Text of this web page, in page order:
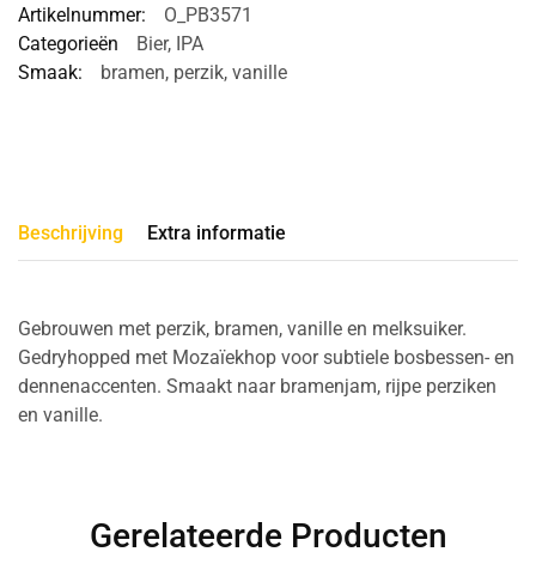
Artikelnummer:
O_PB3571
Categorieën
Bier, IPA
Smaak:
bramen, perzik, vanille
Beschrijving Extra informatie
Gebrouwen met perzik, bramen, vanille en melksuiker.
Gedryhopped met Mozaïekhop voor subtiele bosbessen- en
dennenaccenten. Smaakt naar bramenjam, rijpe perziken
en vanille.
Gerelateerde Producten